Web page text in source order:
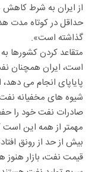
از ایران به شرط
حداقل در کوتاه مدت
گذاشته است».
متقاعد کردن کشورها
است، ایران همچنان
پایاپای انجام می دهد،
شیوه های مخفیانه
صادرات نفت خود را
مهمتر از همه این است
قیمت نفت، بازار